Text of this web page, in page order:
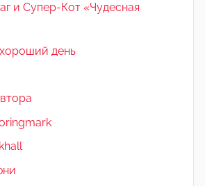
и Супер-Кот «Чудесная
день